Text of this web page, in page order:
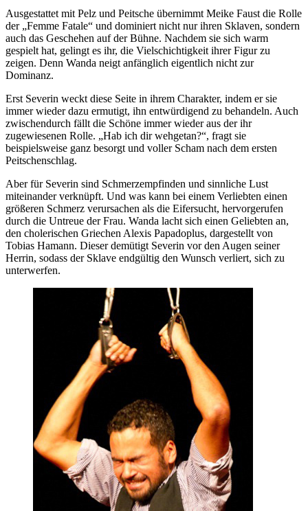
Ausgestattet mit Pelz und Peitsche übernimmt Meike Faust die Rolle
der „Femme Fatale“ und dominiert nicht nur ihren Sklaven, sondern
auch das Geschehen auf der Bühne. Nachdem sie sich warm
gespielt hat, gelingt es ihr, die Vielschichtigkeit ihrer Figur zu
zeigen. Denn Wanda neigt anfänglich eigentlich nicht zur
Dominanz.
Erst Severin weckt diese Seite in ihrem Charakter, indem er sie
immer wieder dazu ermutigt, ihn entwürdigend zu behandeln. Auch
zwischendurch fällt die Schöne immer wieder aus der ihr
zugewiesenen Rolle. „Hab ich dir wehgetan?“, fragt sie
beispielsweise ganz besorgt und voller Scham nach dem ersten
Peitschenschlag.
Aber für Severin sind Schmerzempfinden und sinnliche Lust
miteinander verknüpft. Und was kann bei einem Verliebten einen
größeren Schmerz verursachen als die Eifersucht, hervorgerufen
durch die Untreue der Frau. Wanda lacht sich einen Geliebten an,
den cholerischen Griechen Alexis Papadoplus, dargestellt von
Tobias Hamann. Dieser demütigt Severin vor den Augen seiner
Herrin, sodass der Sklave endgültig den Wunsch verliert, sich zu
unterwerfen.